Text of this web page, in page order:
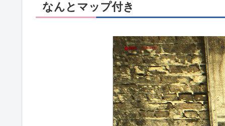
なんとマップ付き